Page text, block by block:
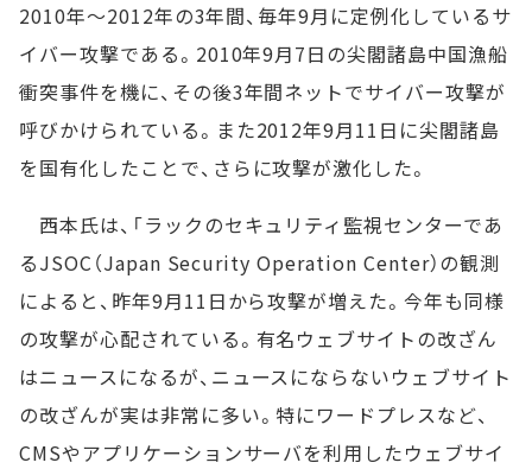
2010年～2012年の3年間、毎年9月に定例化しているサ
イバー攻撃である。2010年9月7日の尖閣諸島中国漁船
衝突事件を機に、その後3年間ネットでサイバー攻撃が
呼びかけられている。また2012年9月11日に尖閣諸島
を国有化したことで、さらに攻撃が激化した。
西本氏は、「ラックのセキュリティ監視センターであ
るJSOC（Japan Security Operation Center）の観測
によると、昨年9月11日から攻撃が増えた。今年も同様
の攻撃が心配されている。有名ウェブサイトの改ざん
はニュースになるが、ニュースにならないウェブサイト
の改ざんが実は非常に多い。特にワードプレスなど、
CMSやアプリケーションサーバを利用したウェブサイ